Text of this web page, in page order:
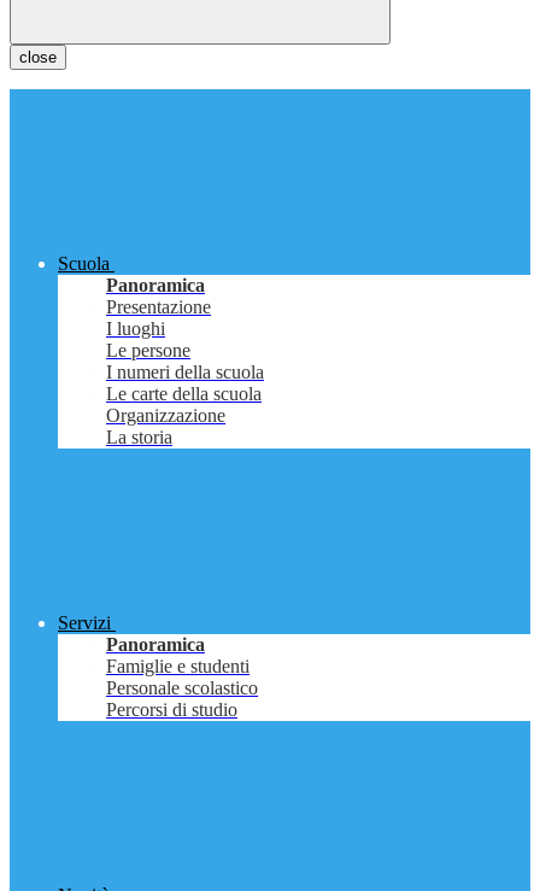
close
Scuola
Panoramica
Presentazione
I luoghi
Le persone
I numeri della scuola
Le carte della scuola
Organizzazione
La storia
Servizi
Panoramica
Famiglie e studenti
Personale scolastico
Percorsi di studio